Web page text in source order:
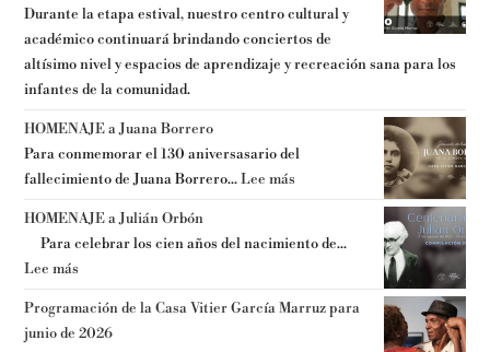
Durante la etapa estival, nuestro centro cultural y
académico continuará brindando conciertos de
altísimo nivel y espacios de aprendizaje y recreación sana para los
infantes de la comunidad.
HOMENAJE a Juana Borrero
Para conmemorar el 130 aniversasario del
fallecimiento de Juana Borrero...Lee más
HOMENAJE a Julián Orbón
Para celebrar los cien años del nacimiento de...
Lee más
Programación de la Casa Vitier García Marruz para
junio de 2026